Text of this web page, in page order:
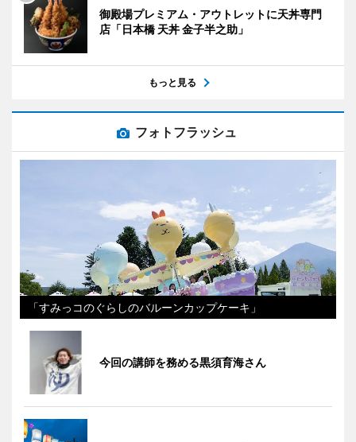
御殿場プレミアム・アウトレットに天丼専門
店「日本橋 天丼 金子半之助」
もっと見る
フォトフラッシュ
「すみっコのぐらしのバルーンカップケーキ」
今回の講師を務める黒須育海さん